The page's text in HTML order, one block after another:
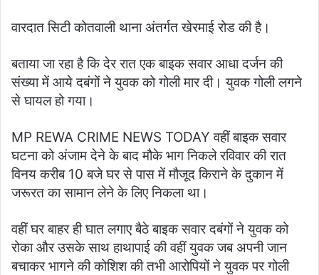
वारदात सिटी कोतवाली थाना अंतर्गत खेरमाई रोड की है।
बताया जा रहा है कि देर रात एक बाइक सवार आधा दर्जन की
संख्या में आये दबंगों ने युवक को गोली मार दी। युवक गोली लगने
से घायल हो गया।
MP REWA CRIME NEWS TODAY वहीं बाइक सवार
घटना को अंजाम देने के बाद मौके भाग निकले रविवार की रात
विनय करीब 10 बजे घर से पास में मौजूद किराने के दुकान में
जरूरत का सामान लेने के लिए निकला था।
वहीं घर बाहर ही घात लगाए बैठे बाइक सवार दबंगों ने युवक को
रोका और उसके साथ हाथापाई की वहीं युवक जब अपनी जान
बचाकर भागने की कोशिश की तभी आरोपियों ने युवक पर गोली